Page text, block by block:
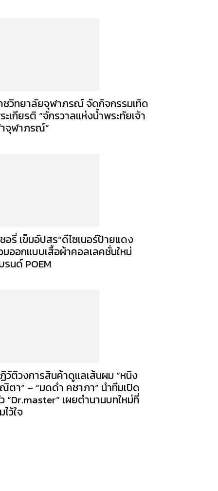
ชวิทยาลัยจุฬาภรณ์ จัดกิจกรรมเทิด
ะเกียรติ “จักรวาลแห่งน้ำพระทัยเจ้า
จุฬาภรณ์”
ชอรี่ เข็มอัปสร”ดีไซเนอร์ป้ายแดง
มออกแบบเสื้อผ้าคอลเลคชั่นใหม่
รนด์ POEM
วัติวงการสินค้าดูแลเส้นผม “หนิง
ตา” – “มดดำ คชาภา” นำทีมเปิด
“Dr.master” เผยตำนานบทใหม่ที่
ไว้ใจ